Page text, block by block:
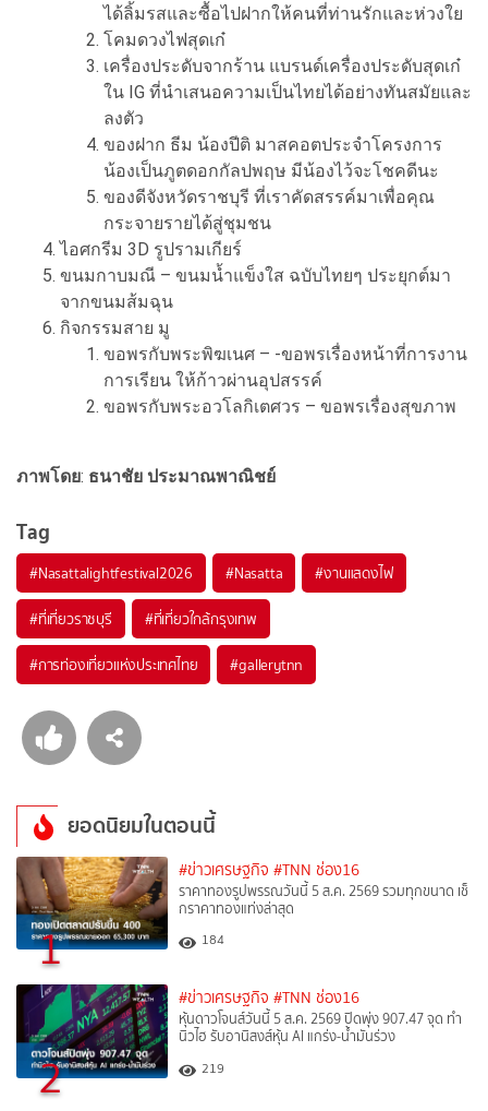
ได้ลิ้มรสและซื้อไปฝากให้คนที่ท่านรักและห่วงใย
โคมดวงไฟสุดเก๋
เครื่องประดับจากร้าน แบรนด์เครื่องประดับสุดเก๋
ใน IG ที่นำเสนอความเป็นไทยได้อย่างทันสมัยและ
ลงตัว
ของฝาก ธีม น้องปีติ มาสคอตประจำโครงการ
น้องเป็นภูตดอกกัลปพฤษ มีน้องไว้จะโชคดีนะ
ของดีจังหวัดราชบุรี ที่เราคัดสรรค์มาเพื่อคุณ
กระจายรายได้สู่ชุมชน
ไอศกรีม 3D รูปรามเกียร์
ขนมกาบมณี – ขนมน้ำแข็งใส ฉบับไทยๆ ประยุกต์มา
จากขนมส้มฉุน
กิจกรรมสาย มู
ขอพรกับพระพิฆเนศ – -ขอพรเรื่องหน้าที่การงาน
การเรียน ให้ก้าวผ่านอุปสรรค์
ขอพรกับพระอวโลกิเตศวร – ขอพรเรื่องสุขภาพ
ภาพโดย: ธนาชัย ประมาณพาณิชย์
Tag
#Nasattalightfestival2026 #Nasatta #งานแสดงไฟ
#ที่เที่ยวราชบุรี #ที่เที่ยวใกล้กรุงเทพ
#การท่องเที่ยวแห่งประเทศไทย #gallerytnn
ยอดนิยมในตอนนี้
1
#ข่าวเศรษฐกิจ #TNN ช่อง16
ราคาทองรูปพรรณวันนี้ 5 ส.ค. 2569 รวมทุกขนาด เช็
กราคาทองแท่งล่าสุด
184
2
#ข่าวเศรษฐกิจ #TNN ช่อง16
หุ้นดาวโจนส์วันนี้ 5 ส.ค. 2569 ปิดพุ่ง 907.47 จุด ทำ
นิวไฮ รับอานิสงส์หุ้น AI แกร่ง-น้ำมันร่วง
219